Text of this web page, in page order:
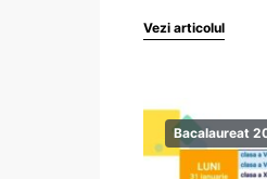
Vezi articolul
Bacalaureat